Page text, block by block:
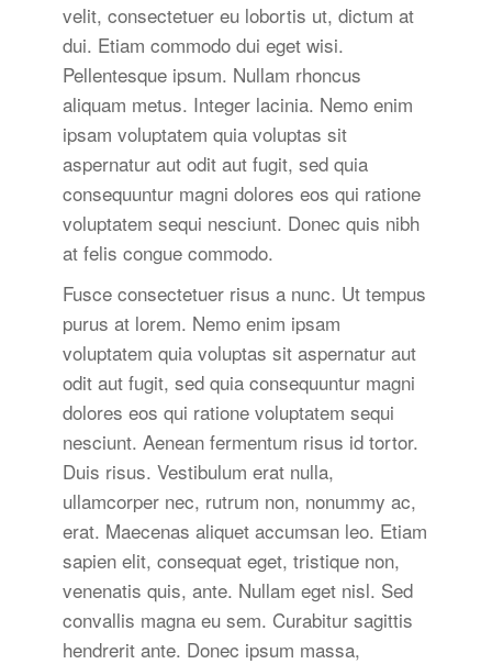
velit, consectetuer eu lobortis ut, dictum at
dui. Etiam commodo dui eget wisi.
Pellentesque ipsum. Nullam rhoncus
aliquam metus. Integer lacinia. Nemo enim
ipsam voluptatem quia voluptas sit
aspernatur aut odit aut fugit, sed quia
consequuntur magni dolores eos qui ratione
voluptatem sequi nesciunt. Donec quis nibh
at felis congue commodo.
Fusce consectetuer risus a nunc. Ut tempus
purus at lorem. Nemo enim ipsam
voluptatem quia voluptas sit aspernatur aut
odit aut fugit, sed quia consequuntur magni
dolores eos qui ratione voluptatem sequi
nesciunt. Aenean fermentum risus id tortor.
Duis risus. Vestibulum erat nulla,
ullamcorper nec, rutrum non, nonummy ac,
erat. Maecenas aliquet accumsan leo. Etiam
sapien elit, consequat eget, tristique non,
venenatis quis, ante. Nullam eget nisl. Sed
convallis magna eu sem. Curabitur sagittis
hendrerit ante. Donec ipsum massa,